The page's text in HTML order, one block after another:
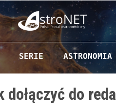
Przejdź do zawartości
SERIE ASTRONOMIA
do redakcji
dołączyć do